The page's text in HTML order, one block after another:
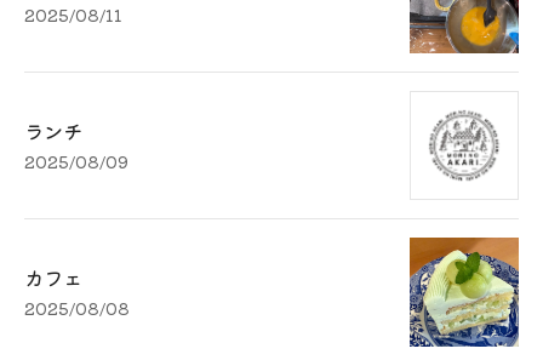
2025/08/11
ランチ
2025/08/09
カフェ
2025/08/08